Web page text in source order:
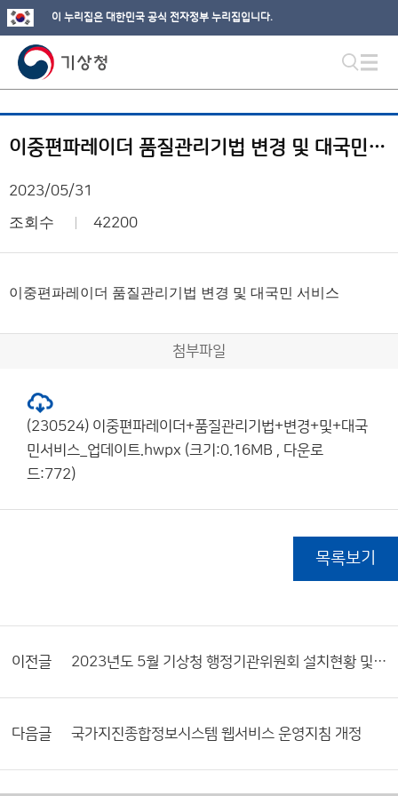
이 누리집은 대한민국 공식 전자정부 누리집입니다.
이중편파레이더 품질관리기법 변경 및 대국민 서비스
2023/05/31
조회수 42200
이중편파레이더 품질관리기법 변경 및 대국민 서비스
첨부파일
(230524) 이중편파레이더+품질관리기법+변경+및+대국
민서비스_업데이트.hwpx (크기:0.16MB , 다운로
드:772)
목록보기
이전글 2023년도 5월 기상청 행정기관위원회 설치현황 및 활동내역서
다음글 국가지진종합정보시스템 웹서비스 운영지침 개정